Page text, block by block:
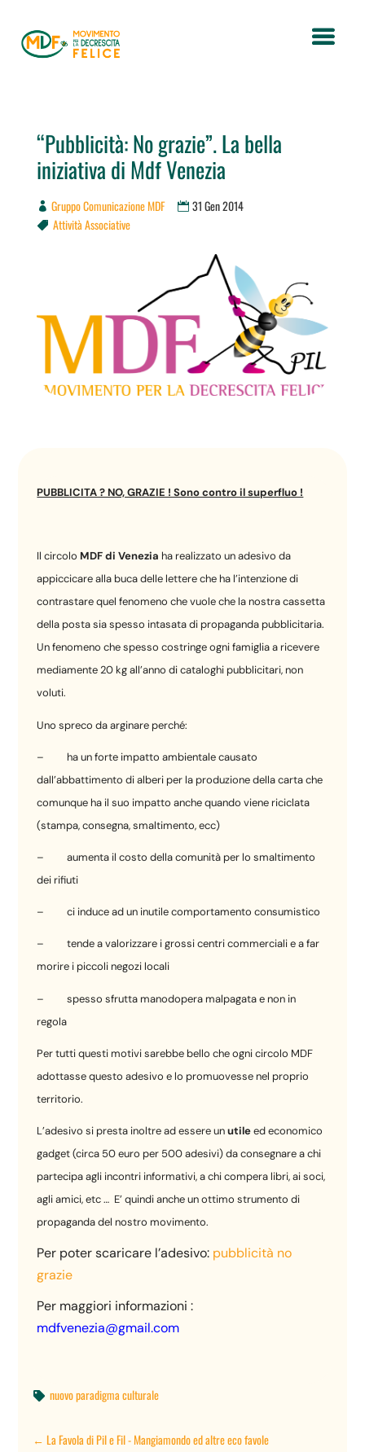
“Pubblicità: No grazie”. La bella
iniziativa di Mdf Venezia
Gruppo Comunicazione MDF 31 Gen 2014
 Attività Associative
PUBBLICITA ? NO, GRAZIE ! Sono contro il superfluo !
Il circoloMDF di Venezia ha realizzato un adesivo da
appiccicare alla buca delle lettere che ha l’intenzione di
contrastare quel fenomeno che vuole che la nostra cassetta
della posta sia spesso intasata di propaganda pubblicitaria.
Un fenomeno che spesso costringe ogni famiglia a ricevere
mediamente 20 kg all’anno di cataloghi pubblicitari, non
voluti.
Uno spreco da arginare perché:
–
ha un forte impatto ambientale causato
dall’abbattimento di alberi per la produzione della carta che
comunque ha il suo impatto anche quando viene riciclata
(stampa, consegna, smaltimento, ecc)
–
aumenta il costo della comunità per lo smaltimento
dei rifiuti
– ci induce ad un inutile comportamento consumistico
–
tende a valorizzare i grossi centri commerciali e a far
morire i piccoli negozi locali
–
spesso sfrutta manodopera malpagata e non in
regola
Per tutti questi motivi sarebbe bello che ogni circolo MDF
adottasse questo adesivo e lo promuovesse nel proprio
territorio.
L’adesivo si presta inoltre ad essere unutileed economico
gadget (circa 50 euro per 500 adesivi) da consegnare a chi
partecipa agli incontri informativi, a chi compera libri, ai soci,
agli amici, etc … E’ quindi anche un ottimo strumento di
propaganda del nostro movimento.
Per poter scaricare l’adesivo: pubblicità no
grazie
Per maggiori informazioni :
mdfvenezia@gmail.com
 nuovo paradigma culturale
←La Favola di Pil e Fil - Mangiamondo ed altre eco favole